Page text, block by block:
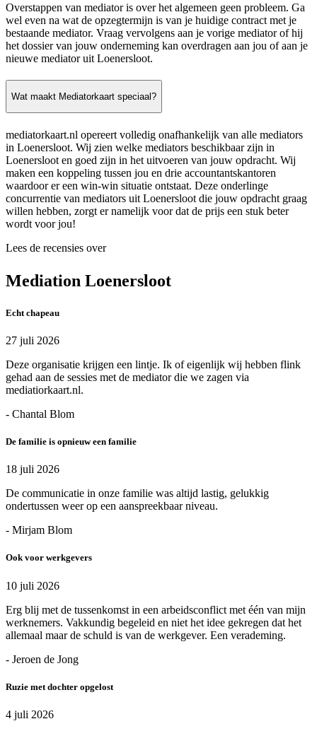
Overstappen van mediator is over het algemeen geen probleem. Ga
wel even na wat de opzegtermijn is van je huidige contract met je
bestaande mediator. Vraag vervolgens aan je vorige mediator of hij
het dossier van jouw onderneming kan overdragen aan jou of aan je
nieuwe mediator uit Loenersloot.
Wat maakt Mediatorkaart speciaal?
mediatorkaart.nl opereert volledig onafhankelijk van alle mediators
in Loenersloot. Wij zien welke mediators beschikbaar zijn in
Loenersloot en goed zijn in het uitvoeren van jouw opdracht. Wij
maken een koppeling tussen jou en drie accountantskantoren
waardoor er een win-win situatie ontstaat. Deze onderlinge
concurrentie van mediators uit Loenersloot die jouw opdracht graag
willen hebben, zorgt er namelijk voor dat de prijs een stuk beter
wordt voor jou!
Lees de recensies over
Mediation Loenersloot
Echt chapeau
27 juli 2026
Deze organisatie krijgen een lintje. Ik of eigenlijk wij hebben flink
gehad aan de sessies met de mediator die we zagen via
mediatiorkaart.nl.
- Chantal Blom
De familie is opnieuw een familie
18 juli 2026
De communicatie in onze familie was altijd lastig, gelukkig
ondertussen weer op een aanspreekbaar niveau.
- Mirjam Blom
Ook voor werkgevers
10 juli 2026
Erg blij met de tussenkomst in een arbeidsconflict met één van mijn
werknemers. Vakkundig begeleid en niet het idee gekregen dat het
allemaal maar de schuld is van de werkgever. Een verademing.
- Jeroen de Jong
Ruzie met dochter opgelost
4 juli 2026